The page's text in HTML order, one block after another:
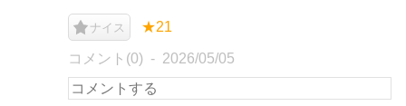
ナイス ★21
コメント(0) 2026/05/05